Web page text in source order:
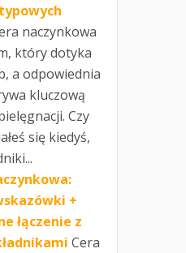
naczynkowa
który dotyka
a odpowiednia
kluczową
Czy
się kiedyś,
+
łączenie z
Cera